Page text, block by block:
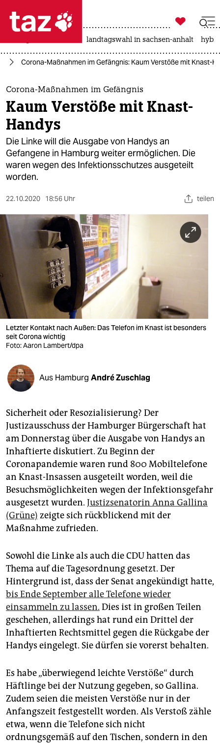
 taz zahl ich
taz zahl ich
themen
politik
öko
gesellschaft
kultur
sport
berlin
nord
wahrheit
verlag
verlag
veranstaltungen
shop
fragen & hilfe
unterstützen
genossenschaft
epaper login

taz zahl ich
landtagswahl in sachsen-anhalt
Corona-Maßnahmen im Gefängnis: Kaum Verstöße mit Knast-
Corona-Maßnahmen im Gefängnis
Kaum Verstöße mit Knast-
Handys
Die Linke will die Ausgabe von Handys an
Gefangene in Hamburg weiter ermöglichen. Die
waren wegen des Infektionsschutzes ausgeteilt
worden.
22.10.2020 18:56 Uhr teilen
Letzter Kontakt nach Außen: Das Telefon im Knast ist besonders
seit Corona wichtig
Foto: Aaron Lambert/dpa
Aus Hamburg André Zuschlag
Sicherheit oder Resozialisierung? Der
Justizausschuss der Hamburger Bürgerschaft hat
am Donnerstag über die Ausgabe von Handys an
Inhaftierte diskutiert. Zu Beginn der
Coronapandemie waren rund 800 Mobiltelefone
an Knast-Insassen ausgeteilt worden, weil die
Besuchsmöglichkeiten wegen der Infektionsgefahr
ausgesetzt wurden. Justizsenatorin Anna Gallina
(Grüne) zeigte sich rückblickend mit der
Maßnahme zufrieden.
Sowohl die Linke als auch die CDU hatten das
Thema auf die Tagesordnung gesetzt. Der
Hintergrund ist, dass der Senat angekündigt hatte,
bis Ende September alle Telefone wieder
einsammeln zu lassen. Dies ist in großen Teilen
geschehen, allerdings hat rund ein Drittel der
Inhaftierten Rechtsmittel gegen die Rückgabe der
Handys eingelegt. Sie dürfen sie vorerst behalten.
Es habe „überwiegend leichte Verstöße“ durch
Häftlinge bei der Nutzung gegeben, so Gallina.
Zudem seien die meisten Verstöße nur in der
Anfangszeit festgestellt worden. Als Verstoß zähle
etwa, wenn die Telefone sich nicht
ordnungsgemäß auf den Tischen, sondern in den